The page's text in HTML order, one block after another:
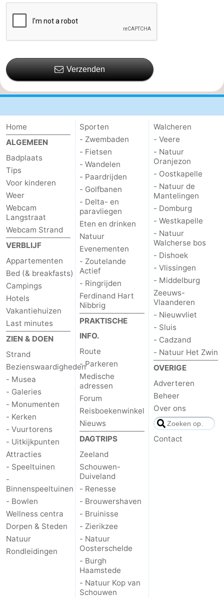
Verzenden
Home
ALGEMEEN
Badplaats
Tips
Voor kinderen
Weer
Webcam
Langstraat
Webcam Strand
VERBLIJF
Appartementen
Bed (& breakfasts)
Campings
Hotels
Vakantiehuizen
Last minutes
ZIEN & DOEN
Strand
Bezienswaardigheden
- Musea
- Galeries
- Monumenten
- Kerken
- Vuurtorens
- Uitkijkpunten
Attracties
- Speeltuinen
-
Binnenspeeltuinen
- Bowlen
Wellness centra
Dorpen & Steden
Natuur
Rondleidingen
Sporten
- Zwembaden
- Fietsen
- Wandelen
- Paardrijden
- Golfbanen
- Delta- en
paravliegen
Eten en drinken
Natuur
Evenementen
- Zoutelande
Actief
- Ringrijden
Ferdinand Hart
Nibbrig
PRAKTISCHE
INFO.
Route
- Parkeren
Medische
adressen
Forum
Reisboekenwinkel
Nieuws
DAGTRIPS
Zeeland
Schouwen-
Duiveland
- Renesse
- Brouwershaven
- Bruinisse
- Zierikzee
- Natuur
Oosterschelde
- Burgh
Haamstede
- Natuur Kop van
Schouwen
Walcheren
- Veere
- Natuur
Oranjezon
- Oostkapelle
- Natuur de
Mantelingen
- Domburg
- Westkapelle
- Natuur
Walcherse bos
- Dishoek
- Vlissingen
- Middelburg
Zeeuws-
Vlaanderen
- Nieuwvliet
- Sluis
- Cadzand
- Natuur Het Zwin
OVERIGE
Adverteren
Beheer
Over ons
Contact